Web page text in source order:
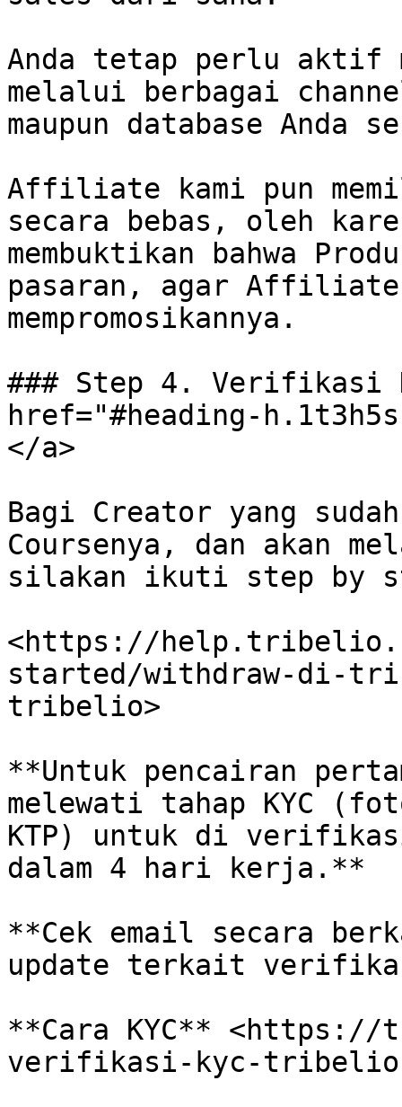
Anda tetap perlu aktif
melalui berbagai
maupun database Anda
Affiliate kami pun
secara bebas, oleh
membuktikan bahwa
pasaran, agar
mempromosikannya.
### Step 4. Verifikasi
href="#heading-
</a>
Bagi Creator yang
Coursenya, dan akan
silakan ikuti step by
<https://
started/withdraw-di-
tribelio>
**Untuk pencairan
melewati tahap KYC
KTP) untuk di
dalam 4 hari kerja.**
**Cek email secara
update terkait
**Cara KYC**
verifikasi-kyc-